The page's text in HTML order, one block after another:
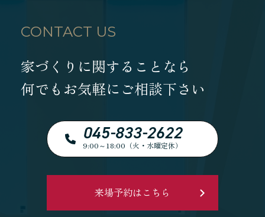
CONTACT US
家づくりに関することなら
何でもお気軽にご相談下さい
045-833-2622
9:00～18:00（火・水曜定休）
来場予約はこちら